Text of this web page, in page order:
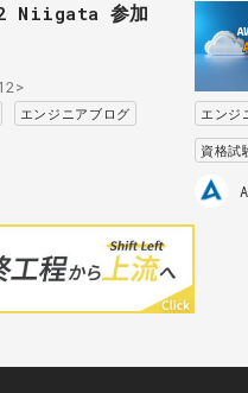
Niigata 参加
エンジニアブログ エンジ
資格試